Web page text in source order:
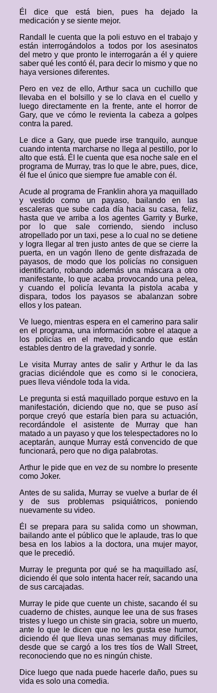
Él dice que está bien, pues ha dejado la
medicación y se siente mejor.
Randall le cuenta que la poli estuvo en el trabajo y
están interrogándolos a todos por los asesinatos
del metro y que pronto le interrogarán a él y quiere
saber qué les contó él, para decir lo mismo y que no
haya versiones diferentes.
Pero en vez de ello, Arthur saca un cuchillo que
llevaba en el bolsillo y se lo clava en el cuello y
luego directamente en la frente, ante el horror de
Gary, que ve cómo le revienta la cabeza a golpes
contra la pared.
Le dice a Gary, que puede irse tranquilo, aunque
cuando intenta marcharse no llega al pestillo, por lo
alto que está. Él le cuenta que esa noche sale en el
programa de Murray, tras lo que le abre, pues, dice,
él fue el único que siempre fue amable con él.
Acude al programa de Franklin ahora ya maquillado
y vestido como un payaso, bailando en las
escaleras que sube cada día hacia su casa, feliz,
hasta que ve arriba a los agentes Garrity y Burke,
por lo que sale corriendo, siendo incluso
atropellado por un taxi, pese a lo cual no se detiene
y logra llegar al tren justo antes de que se cierre la
puerta, en un vagón lleno de gente disfrazada de
payasos, de modo que los policías no consiguen
identificarlo, robando además una máscara a otro
manifestante, lo que acaba provocando una pelea,
y cuando el policía levanta la pistola acaba y
dispara, todos los payasos se abalanzan sobre
ellos y los patean.
Ve luego, mientras espera en el camerino para salir
en el programa, una información sobre el ataque a
los policías en el metro, indicando que están
estables dentro de la gravedad y sonríe.
Le visita Murray antes de salir y Arthur le da las
gracias diciéndole que es como si le conociera,
pues lleva viéndole toda la vida.
Le pregunta si está maquillado porque estuvo en la
manifestación, diciendo que no, que se puso así
porque creyó que estaría bien para su actuación,
recordándole el asistente de Murray que han
matado a un payaso y que los telespectadores no lo
aceptarán, aunque Murray está convencido de que
funcionará, pero que no diga palabrotas.
Arthur le pide que en vez de su nombre lo presente
como Joker.
Antes de su salida, Murray se vuelve a burlar de él
y de sus problemas psiquiátricos, poniendo
nuevamente su video.
Él se prepara para su salida como un showman,
bailando ante el público que le aplaude, tras lo que
besa en los labios a la doctora, una mujer mayor,
que le precedió.
Murray le pregunta por qué se ha maquillado así,
diciendo él que solo intenta hacer reír, sacando una
de sus carcajadas.
Murray le pide que cuente un chiste, sacando él su
cuaderno de chistes, aunque lee una de sus frases
tristes y luego un chiste sin gracia, sobre un muerto,
ante lo que le dicen que no les gusta ese humor,
diciendo él que lleva unas semanas muy difíciles,
desde que se cargó a los tres tíos de Wall Street,
reconociendo que no es ningún chiste.
Dice luego que nada puede hacerle daño, pues su
vida es solo una comedia.